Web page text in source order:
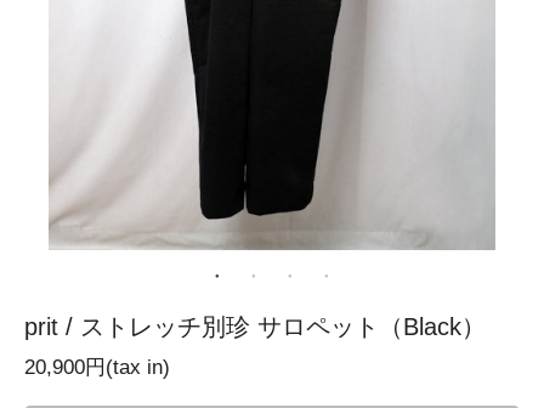
prit / ストレッチ別珍 サロペット（Black）
20,900円(tax in)